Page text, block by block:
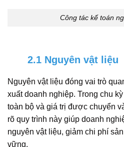
Công tác kế toán
2.1 Nguyên vật liệu
Nguyên vật liệu đóng vai trò
xuất doanh nghiệp. Trong chu
toàn bộ và giá trị được chuyển
rõ quy trình này giúp doanh
nguyên vật liệu, giảm chi phí
vững.